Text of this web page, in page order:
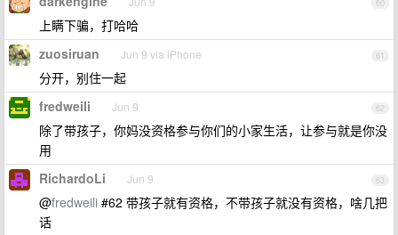
60
上瞒下骗，打哈哈
61
zuosiruan Jun 9 via iPhone
分开，别住一起
62
fredweili Jun 9
除了带孩子，你妈没资格参与你们的小家生活，让参与就是你没
用
63
RichardoLi Jun 9
@fredweili #62 带孩子就有资格，不带孩子就没有资格，啥几把
话